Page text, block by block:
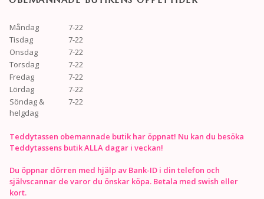
Måndag
7-22
Tisdag
7-22
Onsdag
7-22
Torsdag
7-22
Fredag
7-22
Lördag
7-22
Söndag &
helgdag
7-22
Teddytassen obemannade butik har öppnat! Nu kan du besöka
Teddytassens butik ALLA dagar i veckan!
Du öppnar dörren med hjälp av Bank-ID i din telefon och
självscannar de varor du önskar köpa. Betala med swish eller
kort.